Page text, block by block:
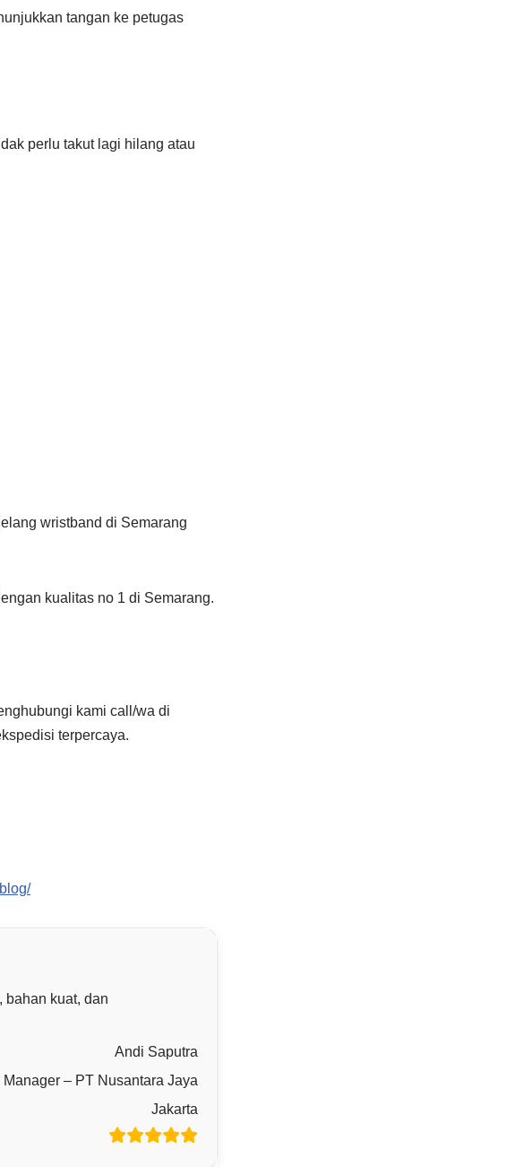
tangan ke petugas
perlu takut lagi hilang atau
wristband di Semarang
kualitas no 1 di Semarang.
kami call/wa di
terpercaya.
bahan kuat, dan
Andi Saputra
Manager – PT Nusantara Jaya
Jakarta